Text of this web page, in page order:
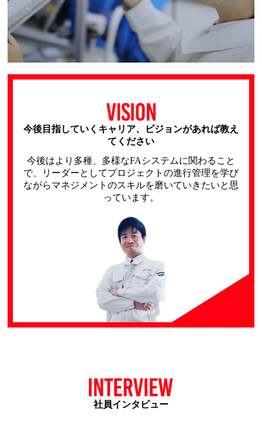
今後目指していくキャリア、ビジョンがあれば教え
てください
今後はより多種、多様なFAシステムに関わること
で、リーダーとしてプロジェクトの進行管理を学び
ながらマネジメントのスキルを磨いていきたいと思
っています。
社員インタビュー